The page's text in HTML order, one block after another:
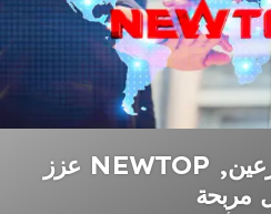
موثوق به 100+ الموزعين, NEWTOP عزز
مربحة